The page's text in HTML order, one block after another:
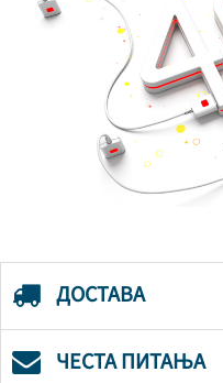
ДОСТАВА
ЧЕСТА ПИТАЊА